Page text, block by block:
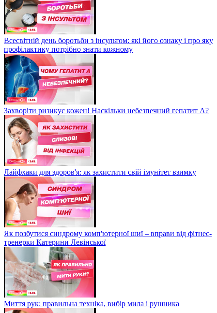
Всесвітній день боротьби з інсультом: які його ознаку і про яку
профілактику потрібно знати кожному
Захворіти ризикує кожен! Наскільки небезпечний гепатит А?
Лайфхаки для здоров'я: як захистити свій імунітет взимку
Як позбутися синдрому комп'ютерної шиї – вправи від фітнес-
тренерки Катерини Левінської
Миття рук: правильна техніка, вибір мила і рушника